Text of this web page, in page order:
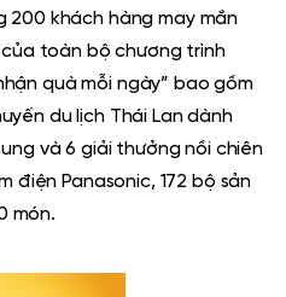
200 khách hàng may mắn
toàn bộ chương trình
quà mỗi ngày” bao gồm
du lịch Thái Lan dành
và 6 giải thưởng nồi chiên
điện Panasonic, 172 bộ sản
món.